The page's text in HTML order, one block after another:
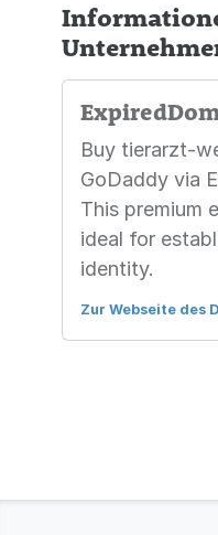
Buy tierarzt-
GoDaddy via
This premium
ideal for
identity.
Zur Webseite des